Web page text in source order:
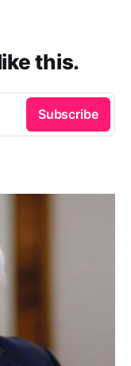
this.
Subscribe